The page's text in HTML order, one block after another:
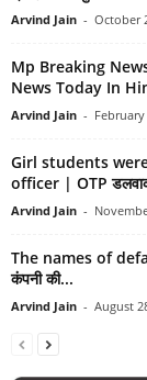
Arvind Jain - October
Mp Breaking
News Today In
Arvind Jain -
Girl students
officer | OTP
Arvind Jain -
The names of
कंपनी की...
Arvind Jain - August